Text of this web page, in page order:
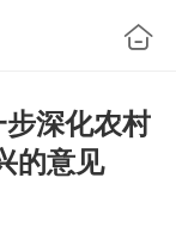
步深化农村
的意见